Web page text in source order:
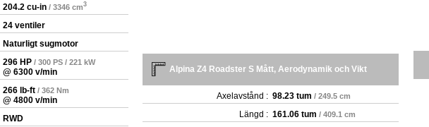
204.2 cu-in / 3346 cm3
24 ventiler
Naturligt sugmotor
296 HP / 300 PS / 221 kW
@ 6300 v/min
266 lb-ft / 362 Nm
@ 4800 v/min
RWD
Alpina Z4 Roadster S Mått, Aerodynamik och Vikt
Axelavstånd : 98.23 tum / 249.5 cm
Längd : 161.06 tum / 409.1 cm